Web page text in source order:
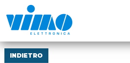
INDIETRO